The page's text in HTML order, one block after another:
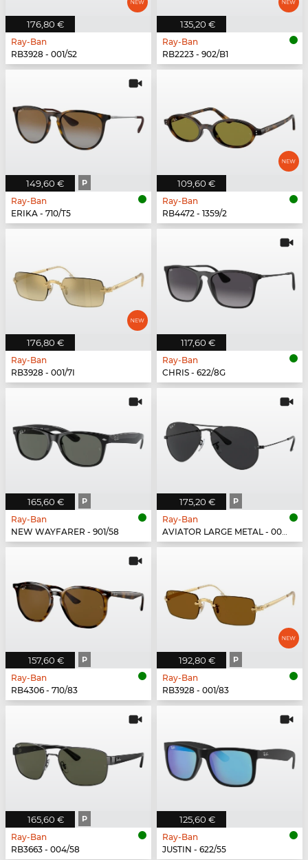
176,80 €
Ray-Ban
RB3928 - 001/S2
135,20 €
Ray-Ban
RB2223 - 902/B1
149,60 € P
Ray-Ban
ERIKA - 710/T5
109,60 €
Ray-Ban
RB4472 - 1359/2
176,80 €
Ray-Ban
RB3928 - 001/7I
117,60 €
Ray-Ban
CHRIS - 622/8G
165,60 € P
Ray-Ban
NEW WAYFARER - 901/58
175,20 € P
Ray-Ban
AVIATOR LARGE METAL - 002/48
157,60 € P
Ray-Ban
RB4306 - 710/83
192,80 € P
Ray-Ban
RB3928 - 001/83
165,60 € P
Ray-Ban
RB3663 - 004/58
125,60 €
Ray-Ban
JUSTIN - 622/55